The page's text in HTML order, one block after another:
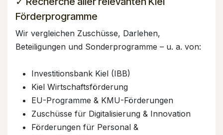
Förderprogramme
Wir vergleichen Zuschüsse, Darlehen,
Beteiligungen und Sonderprogramme – u. a. von:
Investitionsbank Kiel (IBB)
Kiel Wirtschaftsförderung
EU-Programme & KMU-Förderungen
Zuschüsse für Digitalisierung & Innovation
Förderungen für Personal &